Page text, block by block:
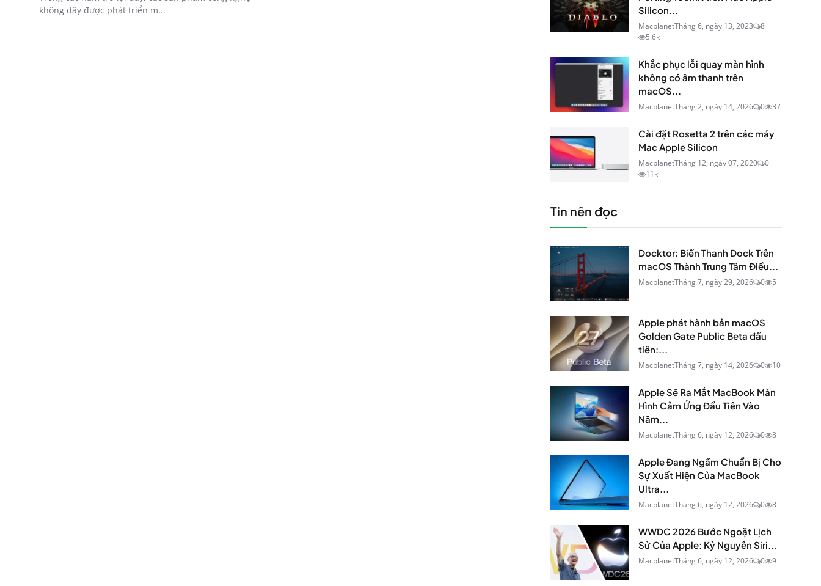
không dây được phát triển m...
Silicon...
MacplanetTháng 6, ngày 13, 2023
8
5.6k
Khắc phục lỗi quay màn hình
không có âm thanh trên
macOS...
MacplanetTháng 2, ngày 14, 2026 0 37
Cài đặt Rosetta 2 trên các máy
Mac Apple Silicon
MacplanetTháng 12, ngày 07, 2020
0
11k
Tin nên đọc
Docktor: Biến Thanh Dock Trên
macOS Thành Trung Tâm Điều...
MacplanetTháng 7, ngày 29, 2026 0 5
Apple phát hành bản macOS
Golden Gate Public Beta đầu
tiên:...
MacplanetTháng 7, ngày 14, 2026 0 10
Apple Sẽ Ra Mắt MacBook Màn
Hình Cảm Ứng Đầu Tiên Vào
Năm...
MacplanetTháng 6, ngày 12, 2026 0 8
Apple Đang Ngầm Chuẩn Bị Cho
Sự Xuất Hiện Của MacBook
Ultra...
MacplanetTháng 6, ngày 12, 2026 0 8
WWDC 2026 Bước Ngoặt Lịch
Sử Của Apple: Kỷ Nguyên Siri...
MacplanetTháng 6, ngày 12, 2026 0 9